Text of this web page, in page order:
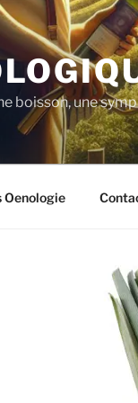
boisson, une
Oenologie